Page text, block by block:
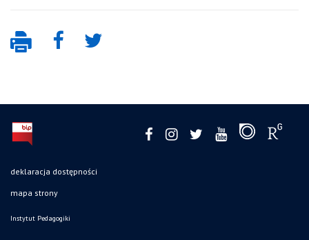
deklaracja dostępności
mapa strony
Instytut Pedagogiki